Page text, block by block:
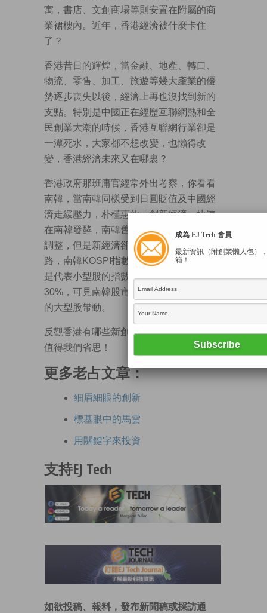
寓，書店、文創商場等則安置在附屬的商
業裙樓內。近年，香港經濟被什麼卡住
了？
香港昔日的輝煌，當金融、地產、轉口、
物流、零售、加工、旅遊等幾大產業的優
勢逐步喪失以後，經濟上再也沒找到新的
支點。特別是中國正在經歷互聯網熱和全
民創業大潮的時候，香港互聯網行業卻是
一潭死水，大家都不想改變，也懶得改
變，香港經濟未來又在哪裏？
香港政府那班庸官經常外出考察，你看看
南韓，當南韓同樣受到日圓貶值及中國經
濟走緩壓力，朴槿惠的「創新經濟」快速
在南韓發酵，南韓舊經濟型產業面臨辛苦
調整，但是新經濟卻為南韓經濟帶出新
路，南韓KOSPI指數今年升幅約4.5%，但
是代表小型股的指數，今年升幅卻將近
30%，可見南韓股市今年不是由財團領航
的大型股帶動。
反觀香港有哪些新創公司？質變與量變，
值得我們省思！
更多老占文章：
細眉細眼的創新
標基眼中的馬雲
用關鍵字來投資
支持EJ Tech
如欲投稿、報料，發布新聞稿或採訪通
成為 EJ Tech 會員
最新資訊（附創業懶人包）
箱！